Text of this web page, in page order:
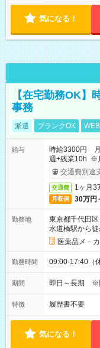
気になる！
【在宅勤務OK】
事務
派遣 ブランクOK
給与
時給3300円 月
週+残業10h ※
交通費別途
交通費 1ヶ月3
月収例 30万円
勤務地
東京都千代田区
水道橋駅から
医薬品メ－カ
勤務時間 09:00-17:40（
期間 即日～長期 ※
特徴 履歴書不要
気になる！